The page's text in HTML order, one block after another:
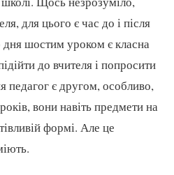
для цього є час до і після
шостим уроком є класна
до вчителя і попросити
педагог є другом, особливо,
вони навіть предмети на
формі. Але це